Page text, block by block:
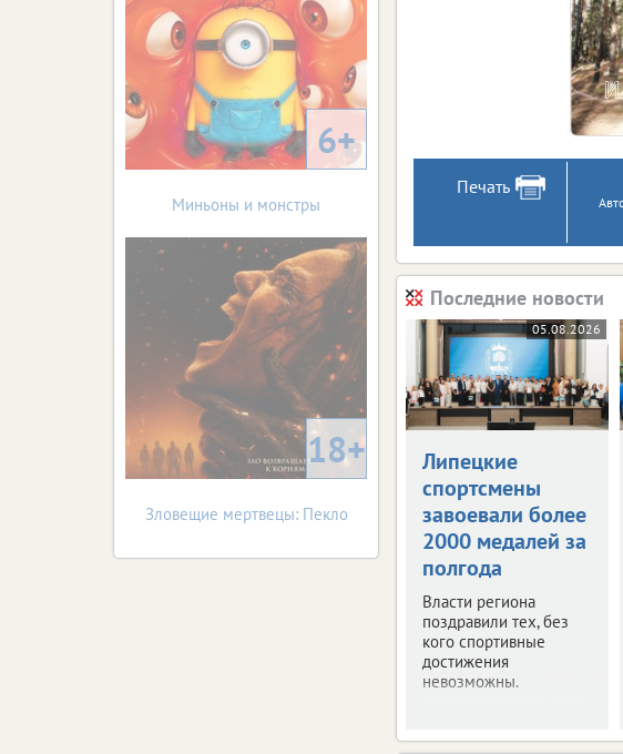
Печать
Последние новости
05.08.2026
Липецкие
спортсмены
завоевали более
2000 медалей за
полгода
Власти региона
поздравили тех, без
кого спортивные
достижения
невозможны.
6+
Миньоны и монстры
18+
Зловещие мертвецы: Пекло